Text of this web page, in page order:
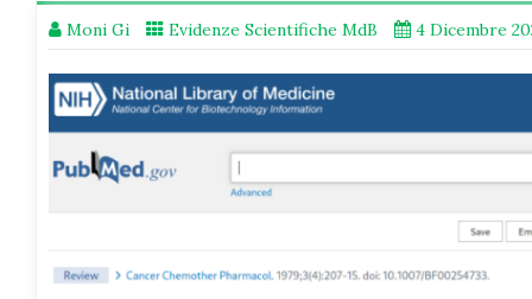
Moni Gi Evidenze Scientifiche MdB 4 Dicembre